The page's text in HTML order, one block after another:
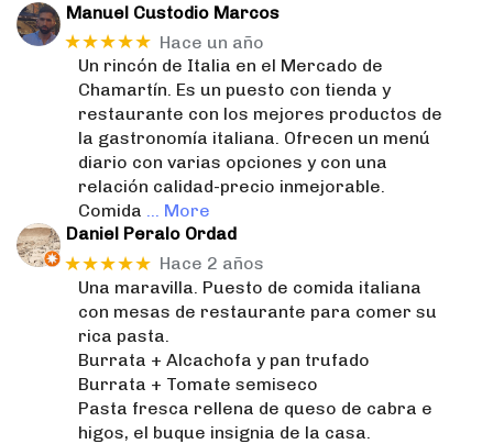
Manuel Custodio Marcos
★★★★★ Hace un año
Un rincón de Italia en el Mercado de
Chamartín. Es un puesto con tienda y
restaurante con los mejores productos de
la gastronomía italiana. Ofrecen un menú
diario con varias opciones y con una
relación calidad-precio inmejorable.
Comida … More
Daniel Peralo Ordad
★★★★★ Hace 2 años
Una maravilla. Puesto de comida italiana
con mesas de restaurante para comer su
rica pasta.
Burrata + Alcachofa y pan trufado
Burrata + Tomate semiseco
Pasta fresca rellena de queso de cabra e
higos, el buque insignia de la casa.